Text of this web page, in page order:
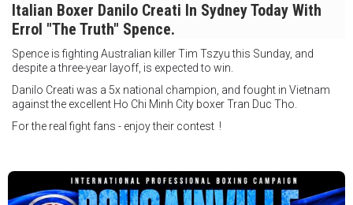
Italian Boxer Danilo Creati In Sydney Today With
Errol "The Truth" Spence.
Spence is fighting Australian killer Tim Tszyu this Sunday, and
despite a three-year layoff, is expected to win.
Danilo Creati was a 5x national champion, and fought in Vietnam
against the excellent Ho Chi Minh City boxer Tran Duc Tho.
For the real fight fans - enjoy their contest !